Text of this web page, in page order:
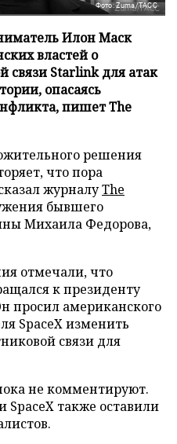
Фото: Zuma/ТАСС
Илон Маск
властей о
связи Starlink для атак
опасаясь
пишет The
решения
что пора
журналуThe
бывшего
Михаила Федорова,
отмечали, что
к президенту
просил американского
SpaceX изменить
связи для
не комментируют.
также оставили